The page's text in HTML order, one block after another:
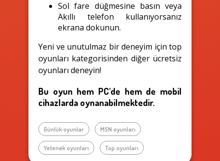
Sol fare düğmesine basın veya
Akıllı telefon kullanıyorsanız
ekrana dokunun.
Yeni ve unutulmaz bir deneyim için top
oyunları kategorisinden diğer ücretsiz
oyunları deneyin!
Bu oyun hem PC'de hem de mobil
cihazlarda oynanabilmektedir.
Günlük oyunlar MSN oyunları
Yetenek oyunları Top oyunları